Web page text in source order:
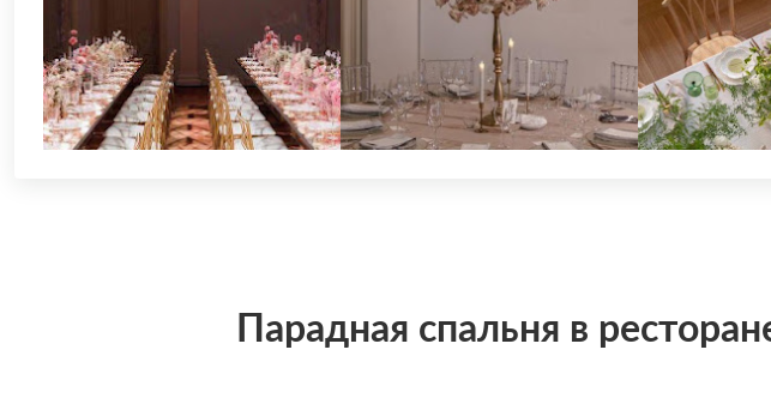
Парадная спальня в